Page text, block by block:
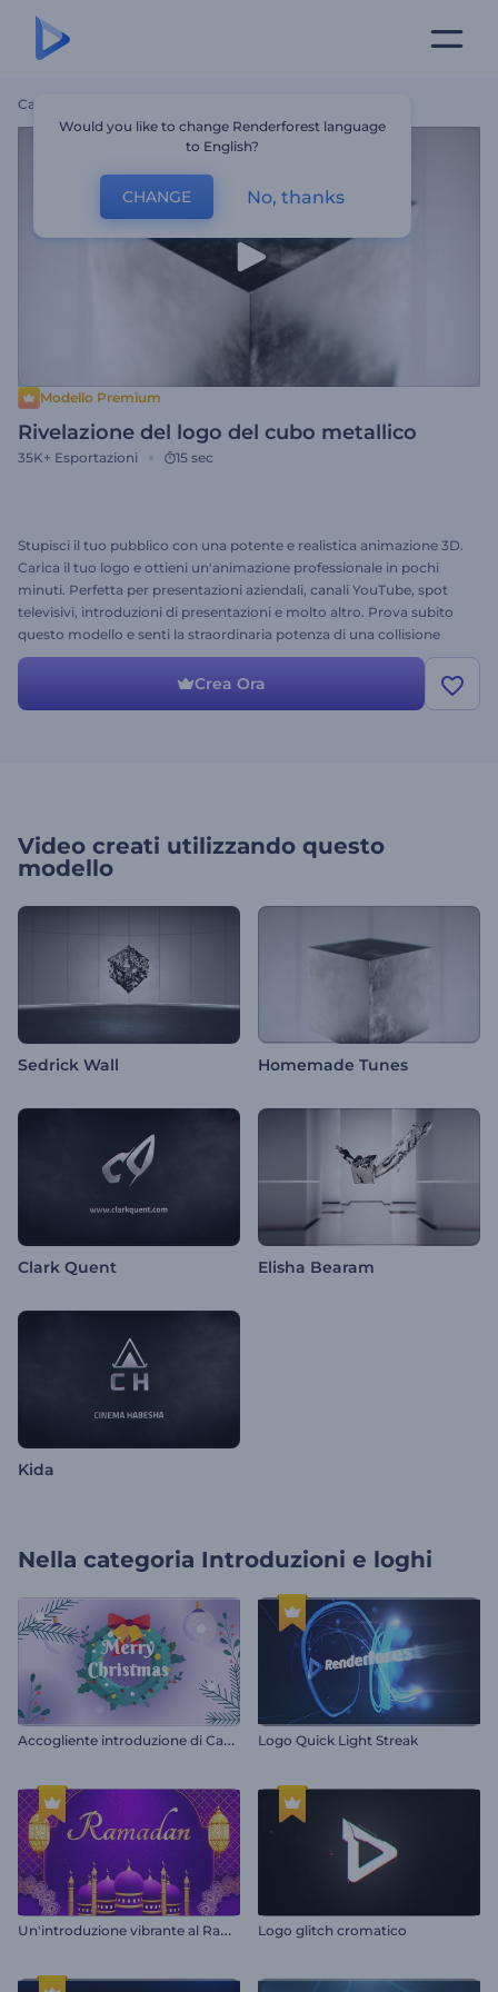
Casa
Modello Premium
Rivelazione del logo del cubo metallico
35K+ Esportazioni 15 sec
Stupisci il tuo pubblico con una potente e realistica animazione 3D.
Carica il tuo logo e ottieni un'animazione professionale in pochi
minuti. Perfetta per presentazioni aziendali, canali YouTube, spot
televisivi, introduzioni di presentazioni e molto altro. Prova subito
questo modello e senti la straordinaria potenza di una collisione
metallica!
Crea Ora
Video creati utilizzando questo
modello
Sedrick Wall Homemade Tunes
Clark Quent Elisha Bearam
Kida
Nella categoria Introduzioni e loghi
A
ccogliente introduzione di Capodanno Logo Quick Light Streak
U
n'introduzione vibrante al Ramadan Logo glitch cromatico
Would you like to change Renderforest language
to English?
CHANGE No, thanks